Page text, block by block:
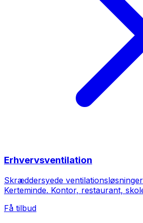
Erhvervsventilation
Skræddersyede
Kerteminde. Kontor, restaurant,
Få tilbud